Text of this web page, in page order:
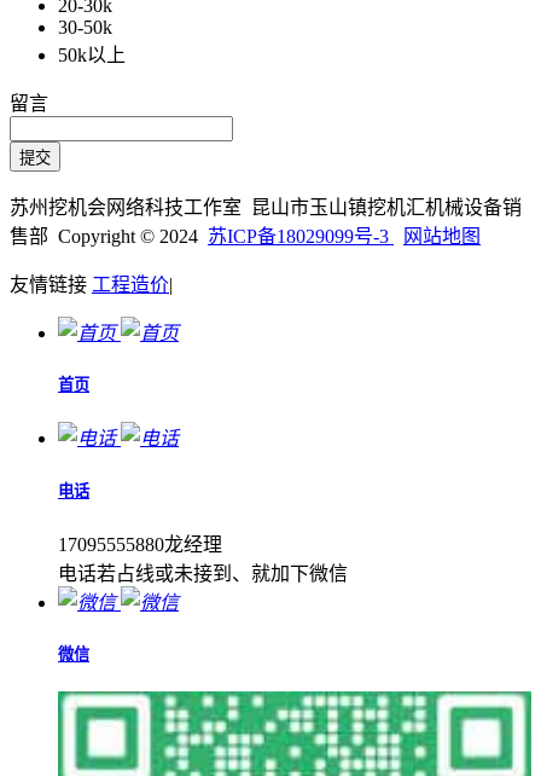
20-30k
30-50k
50k以上
留言
苏州挖机会网络科技工作室 昆山市玉山镇挖机汇机械设备销
售部 Copyright © 2024 苏ICP备18029099号-3 网站地图
友情链接 工程造价|
首页
电话
17095555880龙经理
电话若占线或未接到、就加下微信
微信